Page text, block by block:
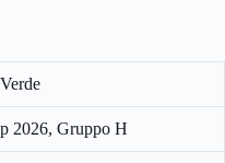
2026, Gruppo H